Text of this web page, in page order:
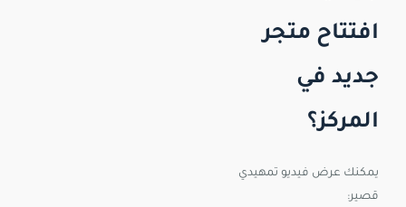
افتتاح متجر
جديد في
المركز؟
يمكنك عرض فيديو تمهيدي
قصير: